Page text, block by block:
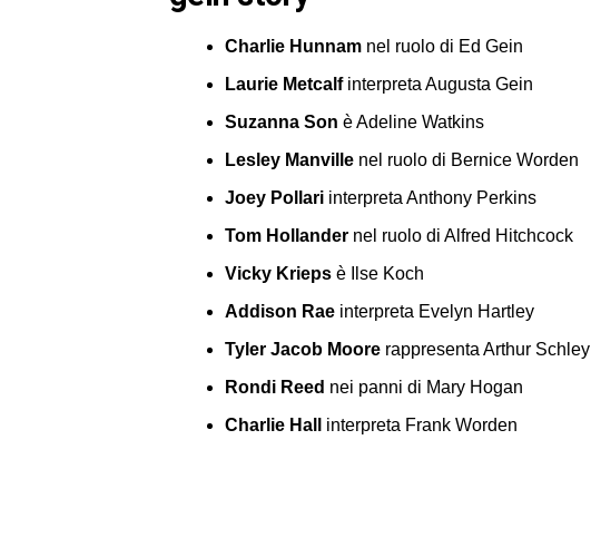
Charlie Hunnam nel ruolo di Ed Gein
Laurie Metcalfinterpreta Augusta Gein
Suzanna Son è Adeline Watkins
Lesley Manville nel ruolo di Bernice Worden
Joey Pollari interpreta Anthony Perkins
Tom Hollander nel ruolo di Alfred Hitchcock
Vicky Krieps è Ilse Koch
Addison Rae interpreta Evelyn Hartley
Tyler Jacob Moore rappresenta Arthur Schley
Rondi Reed nei panni di Mary Hogan
Charlie Hall
interpreta Frank Worden